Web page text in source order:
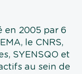
en 2005 par 6
le CNRS,
SYENSQO et
au sein de